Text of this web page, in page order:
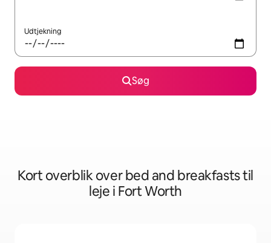
Udtjekning
Søg
Kort overblik over bed and breakfasts til
leje i Fort Worth